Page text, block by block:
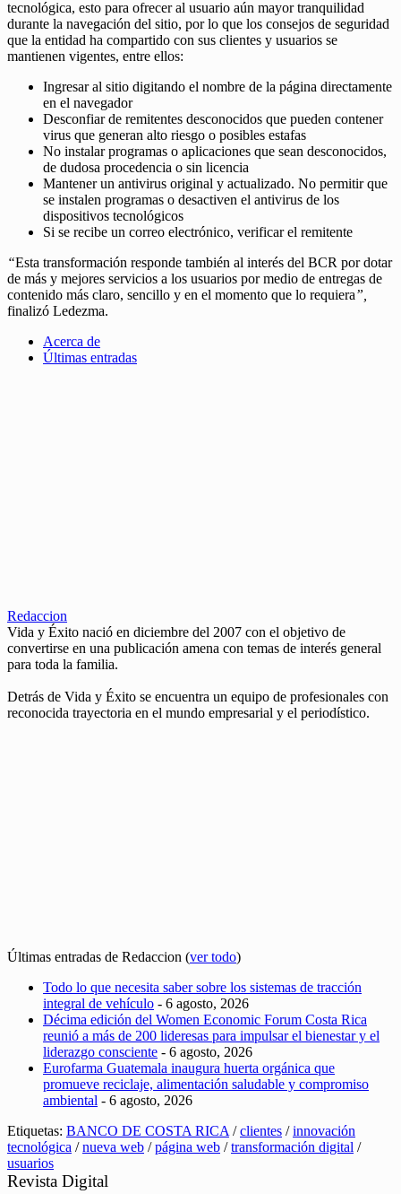
tecnológica, esto para ofrecer al usuario aún mayor tranquilidad
durante la navegación del sitio, por lo que los consejos de seguridad
que la entidad ha compartido con sus clientes y usuarios se
mantienen vigentes, entre ellos:
Ingresar al sitio digitando el nombre de la página directamente
en el navegador
Desconfiar de remitentes desconocidos que pueden contener
virus que generan alto riesgo o posibles estafas
No instalar programas o aplicaciones que sean desconocidos,
de dudosa procedencia o sin licencia
Mantener un antivirus original y actualizado. No permitir que
se instalen programas o desactiven el antivirus de los
dispositivos tecnológicos
Si se recibe un correo electrónico, verificar el remitente
“Esta transformación responde también al interés del BCR por dotar
de más y mejores servicios a los usuarios por medio de entregas de
contenido más claro, sencillo y en el momento que lo requiera”,
finalizó Ledezma.
Acerca de
Últimas entradas
Redaccion
Vida y Éxito nació en diciembre del 2007 con el objetivo de
convertirse en una publicación amena con temas de interés general
para toda la familia.
Detrás de Vida y Éxito se encuentra un equipo de profesionales con
reconocida trayectoria en el mundo empresarial y el periodístico.
Últimas entradas de Redaccion (ver todo)
Todo lo que necesita saber sobre los sistemas de tracción
integral de vehículo - 6 agosto, 2026
Décima edición del Women Economic Forum Costa Rica
reunió a más de 200 lideresas para impulsar el bienestar y el
liderazgo consciente - 6 agosto, 2026
Eurofarma Guatemala inaugura huerta orgánica que
promueve reciclaje, alimentación saludable y compromiso
ambiental - 6 agosto, 2026
Etiquetas: BANCO DE COSTA RICA /clientes /innovación
tecnológica /nueva web /página web /transformación digital /
usuarios
Revista Digital